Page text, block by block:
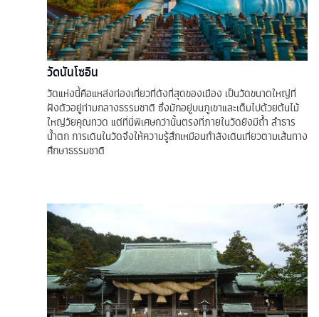
วัดนันโซอิน
วัดแห่งนี้คือแหล่งท่องเที่ยวที่ดังที่สุดของเมือง เป็นวัดขนาดใหญ่ที่
ฝังตัวอยู่ท่ามกลางธรรมชาติ ซึ่งมักอยู่บนภูเขาและเต็มไปด้วยต้นไม้
ใหญ่วัยคุณทวด แต่ที่นี่พิเศษกว่านั้นตรงที่ภายในวัดยังมีถ้ำ ลำธาร
น้ำตก การเดินในวัดจึงให้ความรู้สึกเหมือนกำลังเดินเที่ยวตามเส้นทาง
ศึกษาธรรมชาติ